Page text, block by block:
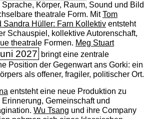
Körper, Raum, Sound und Bild
theatrale Form. MitTom
Sandra Hüller: Farn Kollektiventsteht
Schauspiel, kollektive Autorenschaft,
theatrale Formen. Meg Stuart
2027 bringt eine zentrale
Position der Gegenwart ans Gorki: ein
als offener, fragiler, politischer Ort.
entsteht eine neue Produktion zu
Gemeinschaft und
Wu Tsang und ihre Company